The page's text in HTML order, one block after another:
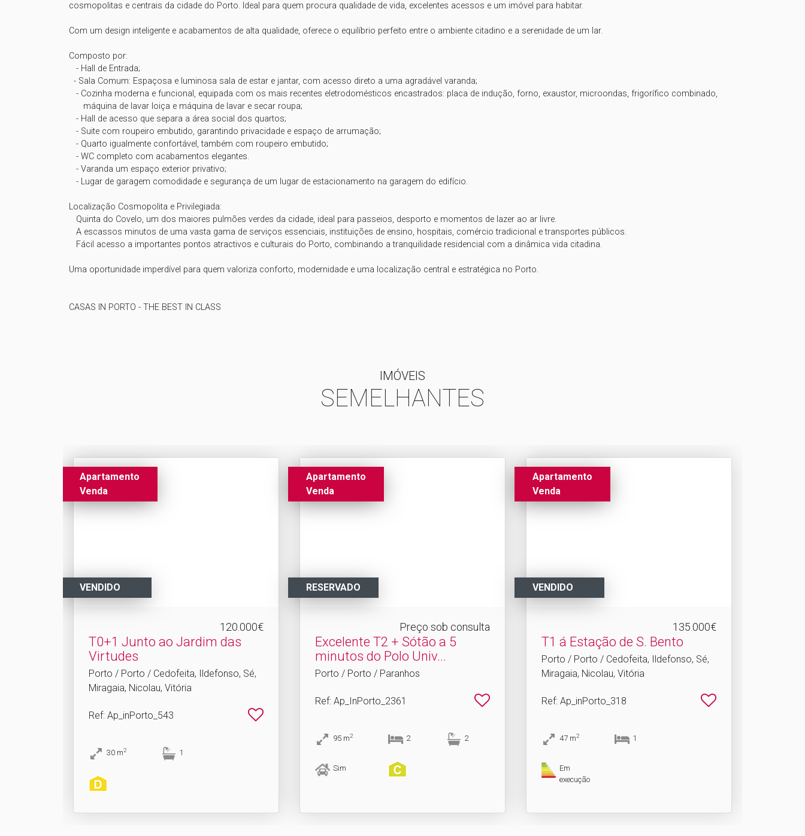
cosmopolitas e centrais da cidade do Porto. Ideal para quem procura qualidade de vida, excelentes acessos e um imóvel para habitar.
Com um design inteligente e acabamentos de alta qualidade, oferece o equilíbrio perfeito entre o ambiente citadino e a serenidade de um lar.
Composto por:
Localização Cosmopolita e Privilegiada:
Uma oportunidade imperdível para quem valoriza conforto, modernidade e uma localização central e estratégica no Porto.
CASAS IN PORTO - THE BEST IN CLASS
IMÓVEIS
SEMELHANTES
Apartamento
Venda
VENDIDO
120.000€
T0+1 Junto ao Jardim das
Virtudes
Porto / Porto / Cedofeita, Ildefonso, Sé,
Miragaia, Nicolau, Vitória
Ref: Ap_inPorto_543
30 m2 1
Apartamento
Venda
RESERVADO
Preço sob consulta
Excelente T2 + Sótão a 5
minutos do Polo Univ.​..
Porto / Porto / Paranhos
Ref: Ap_InPorto_2361
95 m2 2 2
Sim
Apartamento
Venda
VENDIDO
135.000€
T1 á Estação de S.​ Bento
Porto / Porto / Cedofeita, Ildefonso, Sé,
Miragaia, Nicolau, Vitória
Ref: Ap_inPorto_318
47 m2 1
Em
execução